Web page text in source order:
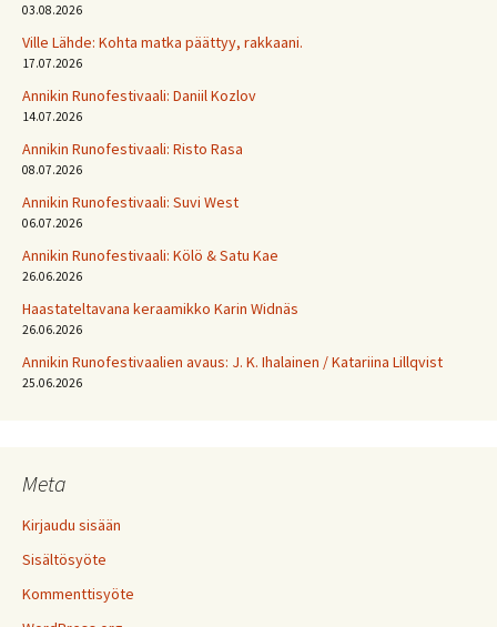
03.08.2026
Ville Lähde: Kohta matka päättyy, rakkaani.
17.07.2026
Annikin Runofestivaali: Daniil Kozlov
14.07.2026
Annikin Runofestivaali: Risto Rasa
08.07.2026
Annikin Runofestivaali: Suvi West
06.07.2026
Annikin Runofestivaali: Kölö & Satu Kae
26.06.2026
Haastateltavana keraamikko Karin Widnäs
26.06.2026
Annikin Runofestivaalien avaus: J. K. Ihalainen / Katariina Lillqvist
25.06.2026
Meta
Kirjaudu sisään
Sisältösyöte
Kommenttisyöte